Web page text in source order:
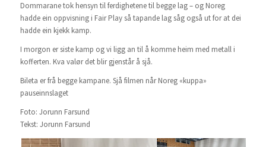
Dommarane tok hensyn til ferdighetene til begge lag – og Noreg
hadde ein oppvisning i Fair Play så tapande lag såg også ut for at dei
hadde ein kjekk kamp.
I morgon er siste kamp og vi ligg an til å komme heim med metall i
kofferten. Kva valør det blir gjenstår å sjå.
Bileta er frå begge kampane. Sjå filmen når Noreg «kuppa»
pauseinnslaget
Foto: Jorunn Farsund
Tekst: Jorunn Farsund